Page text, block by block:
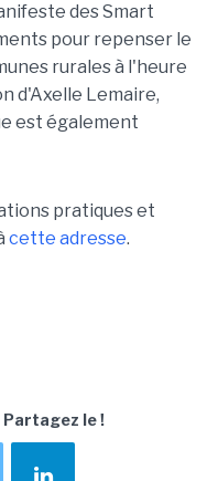
des Smart
pour repenser le
rurales à l'heure
d'Axelle Lemaire,
est également
pratiques et
cette adresse.
Partagez le !